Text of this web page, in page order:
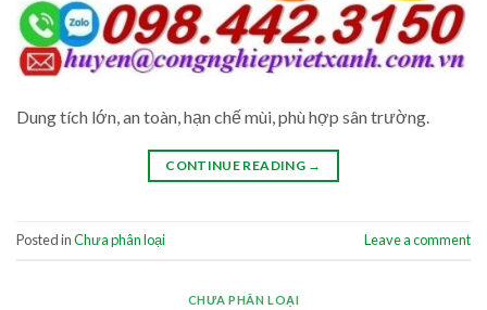
Dung tích lớn, an toàn, hạn chế mùi, phù hợp sân trường.
CONTINUE READING →
Posted inChưa phân loại Leave a comment
CHƯA PHÂN LOẠI